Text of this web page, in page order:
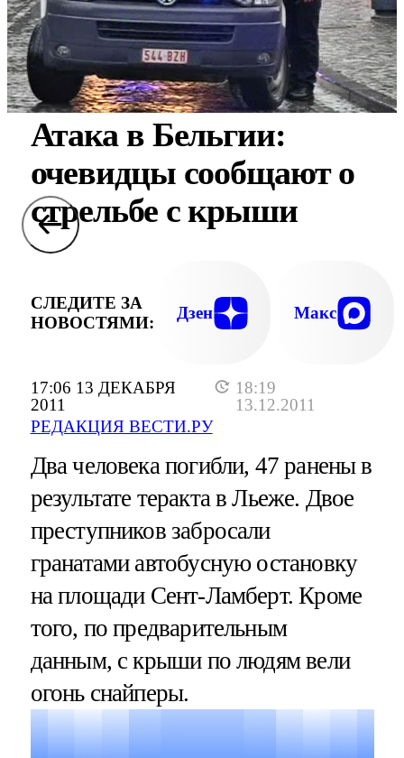
17:06 13 ДЕКАБРЯ
2011
18:19
13.12.2011
РЕДАКЦИЯ ВЕСТИ.РУ
Атака в Бельгии:
очевидцы сообщают о
стрельбе с крыши
СЛЕДИТЕ ЗА
НОВОСТЯМИ:
Дзен Макс
Два человека погибли, 47 ранены в
результате теракта в Льеже. Двое
преступников забросали
гранатами автобусную остановку
на площади Сент-Ламберт. Кроме
того, по предварительным
данным, с крыши по людям вели
огонь снайперы.